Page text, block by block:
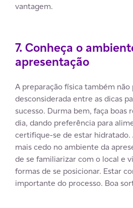
vantagem.
7. Conheça o
apresentação
A preparação física também não
desconsiderada entre as dicas
sucesso. Durma bem, faça boas
dia, dando preferência para
certifique-se de estar hidratado.
mais cedo no ambiente da
de se familiarizar com o local e
formas de se posicionar. Estar
importante do processo. Boa